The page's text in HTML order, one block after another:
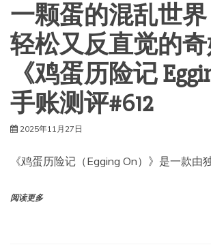
一颗蛋的混乱世
轻松又反直觉的
《鸡蛋历险记
手账测评#612
2025年11月27日
《鸡蛋历险记（Egging On）》是一款由
阅读更多